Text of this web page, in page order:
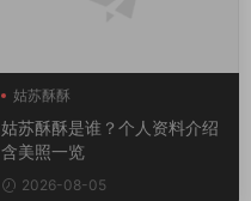
姑苏酥酥
姑苏酥酥是谁？个人资料介绍
含美照一览
2026-08-05